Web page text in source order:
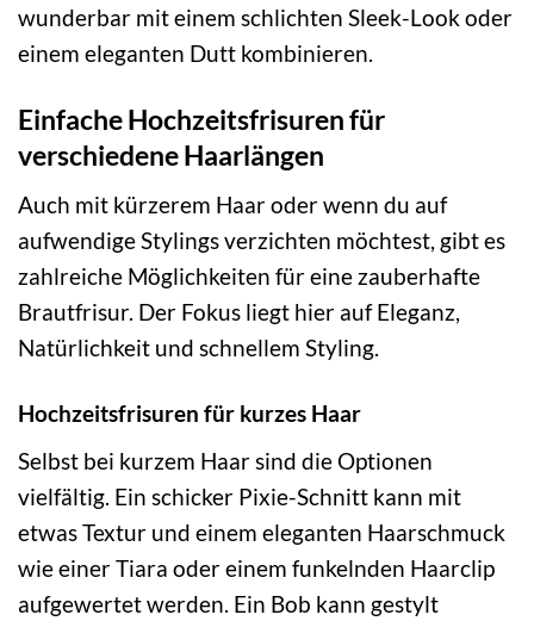
wunderbar mit einem schlichten Sleek-Look oder
einem eleganten Dutt kombinieren.
Einfache Hochzeitsfrisuren für
verschiedene Haarlängen
Auch mit kürzerem Haar oder wenn du auf
aufwendige Stylings verzichten möchtest, gibt es
zahlreiche Möglichkeiten für eine zauberhafte
Brautfrisur. Der Fokus liegt hier auf Eleganz,
Natürlichkeit und schnellem Styling.
Hochzeitsfrisuren für kurzes Haar
Selbst bei kurzem Haar sind die Optionen
vielfältig. Ein schicker Pixie-Schnitt kann mit
etwas Textur und einem eleganten Haarschmuck
wie einer Tiara oder einem funkelnden Haarclip
aufgewertet werden. Ein Bob kann gestylt